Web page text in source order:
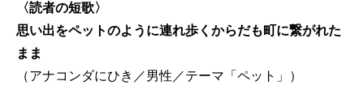
〈読者の短歌〉
思い出をペットのように連れ歩くからだも町に繋がれた
まま
（アナコンダにひき／男性／テーマ「ペット」）